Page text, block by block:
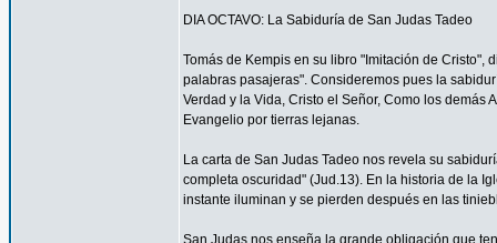
DIA OCTAVO: La Sabiduría de San Judas Tadeo
Tomás de Kempis en su libro "Imitación de Cristo",
palabras pasajeras". Consideremos pues la
Verdad y la Vida, Cristo el Señor, Como los
Evangelio por tierras lejanas.
La carta de San Judas Tadeo nos revela su
completa oscuridad" (Jud.13). En la historia de la
instante iluminan y se pierden después en las
San Judas nos enseña la grande obligación que